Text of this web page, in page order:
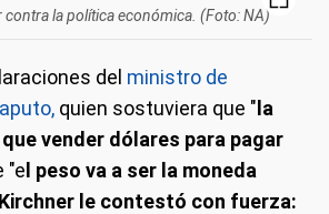
contra la política económica. (Foto: NA)
del ministro de
quien sostuviera que "la
vender dólares para pagar
"el peso va a ser la moneda
le contestó con fuerza: